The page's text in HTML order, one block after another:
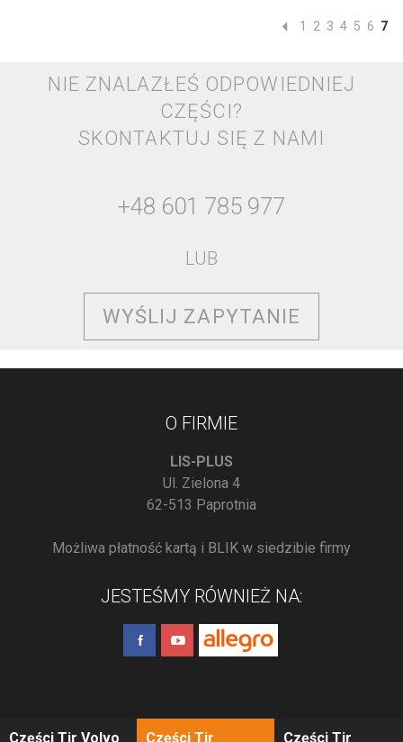
1 2 3 4 5 6 7
NIE ZNALAZŁEŚ ODPOWIEDNIEJ
CZĘŚCI?
SKONTAKTUJ SIĘ Z NAMI
+48 601 785 977
LUB
WYŚLIJ ZAPYTANIE
O FIRMIE
LIS-PLUS
Ul. Zielona 4
62-513 Paprotnia
Możliwa płatność kartą i BLIK w siedzibie firmy
Części Tir Volvo Części Tir Części Tir
JESTEŚMY RÓWNIEŻ NA: